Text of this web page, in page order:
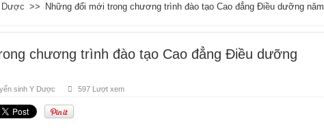
Dược >>
Những đổi mới trong chương trình đào tạo Cao đẳng Điều dưỡng năm
chương trình đào tạo Cao đẳng Điều dưỡng
sinh Y Dược 597 Lượt xem